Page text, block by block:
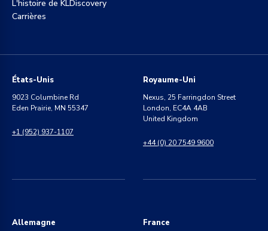
L'histoire de KLDiscovery
Carrières
États-Unis
9023 Columbine Rd
Eden Prairie, MN 55347
+1 (952) 937-1107
Royaume-Uni
Nexus, 25 Farringdon Street
London, EC4A 4AB
United Kingdom
+44 (0) 20 7549 9600
Allemagne France